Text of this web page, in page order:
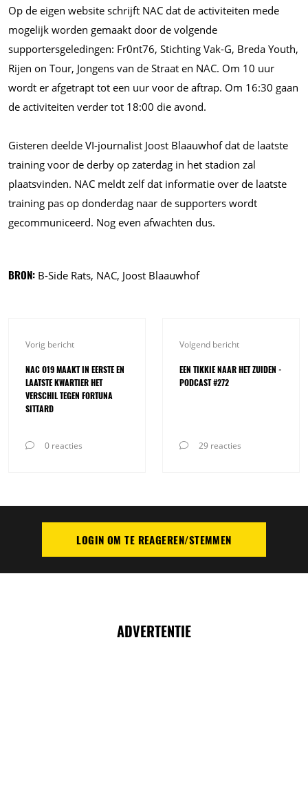
Op de eigen website schrijft NAC dat de activiteiten mede
mogelijk worden gemaakt door de volgende
supportersgeledingen: Fr0nt76, Stichting Vak-G, Breda Youth,
Rijen on Tour, Jongens van de Straat en NAC. Om 10 uur
wordt er afgetrapt tot een uur voor de aftrap. Om 16:30 gaan
de activiteiten verder tot 18:00 die avond.
Gisteren deelde VI-journalist Joost Blaauwhof dat de laatste
training voor de derby op zaterdag in het stadion zal
plaatsvinden. NAC meldt zelf dat informatie over de laatste
training pas op donderdag naar de supporters wordt
gecommuniceerd. Nog even afwachten dus.
BRON: B-Side Rats, NAC, Joost Blaauwhof
Vorig bericht
NAC O19 MAAKT IN EERSTE EN
LAATSTE KWARTIER HET
VERSCHIL TEGEN FORTUNA
SITTARD
0 reacties
Volgend bericht
EEN TIKKIE NAAR HET ZUIDEN -
PODCAST #272
29 reacties
PLAATS REACTIELOGIN OM TE REAGEREN/STEMMEN
ADVERTENTIE